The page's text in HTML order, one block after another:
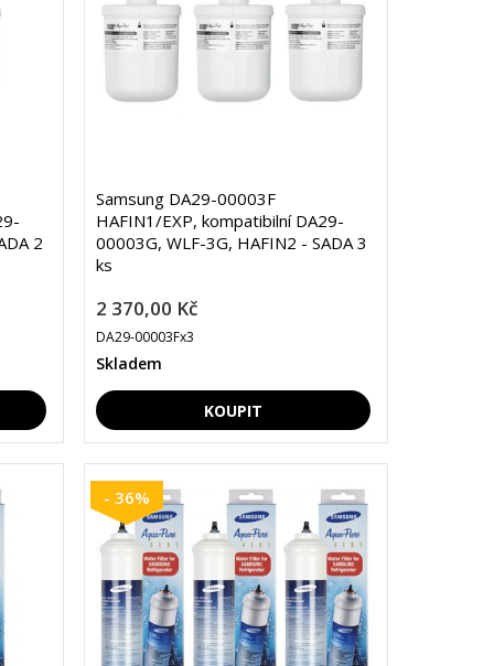
2
Samsung DA29-00003F
HAFIN1/EXP, kompatibilní DA29-
00003G, WLF-3G, HAFIN2 - SADA 3
ks
2 370,00 Kč
DA29-00003Fx3
Skladem
- 36%